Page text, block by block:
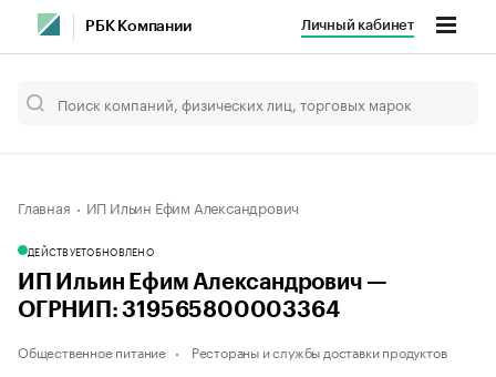
РБК Компании Личный кабинет
Главная ИП Ильин Ефим Александрович
ДЕЙСТВУЕТОБНОВЛЕНО
ИП Ильин Ефим Александрович —
ОГРНИП: 319565800003364
Общественное питание Рестораны и службы доставки продуктов